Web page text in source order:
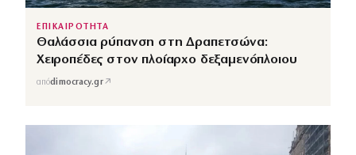
ΕΠΙΚΑΙΡΟΤΗΤΑ
Θαλάσσια ρύπανση στη Δραπετσώνα:
Χειροπέδες στον πλοίαρχο δεξαμενόπλοιου
απόdimocracy.gr↗